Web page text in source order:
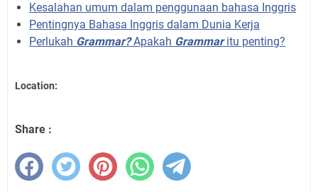
Kesalahan umum dalam penggunaan bahasa Inggris
Pentingnya Bahasa Inggris dalam Dunia Kerja
Perlukah Grammar?Apakah Grammaritu penting?
Location:
Share :